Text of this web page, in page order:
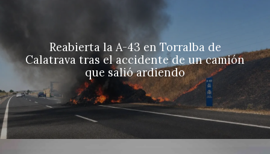
Reabierta la A-43 en Torralba de
Calatrava tras el accidente de un camión
que salió ardiendo